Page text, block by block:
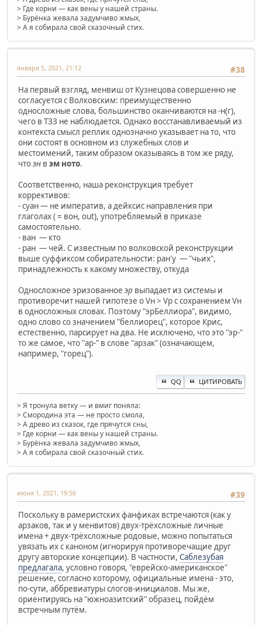
> Где корни — как вены у нашей страны.
> Бурёнка жевала задумчиво жмых,
> А я собирала свой сказочный стих.
#38
января 5, 2021, 21:12
На первый взгляд, менвиш от Кузнецова совершенно не
согласуется с Волковским: преимущественно
односложные слова, большинство оканчиваются на -н(г),
чего в ТЗЗ не наблюдается. Однако восстанавливаемый из
контекста смысл реплик однозначно указывает на то, что
они состоят в основном из служебных слов и
местоимений, таким образом оказываясь в том же ряду,
чтоэн в эм ното.
Соответственно, наша реконструкция требует
коррективов:
- суан — не императив, а дейксис направления при
глаголах ( = вон, out), употребляемый в приказе
самостоятельно.
- ван — кто
- ран — чей. С известным по волковской реконструкции
выше суффиксом собирательности: ран'у — "чьих",
принадлежность к какому множеству, откуда
Односложное эризованное эр выпадает из системы и
противоречит нашей гипотезе о Vн > Vр с сохранением Vн
в односложных словах. Поэтому "эрБеллиора", видимо,
одно слово со значением "беллиорец", которое Крис,
естественно, парсирует на два. Не исключено, что это "эр-"
то же самое, что "ар-" в слове "арзак" (означающем,
например, "горец").
QQ ЦИТИРОВАТЬ
> Я тронула ветку — и вмиг поняла:
> Смородина эта — не просто смола,
> А древо из сказок, где прячутся сны,
> Где корни — как вены у нашей страны.
> Бурёнка жевала задумчиво жмых,
> А я собирала свой сказочный стих.
#39
июня 1, 2021, 19:56
Поскольку в рамеристских фанфиках встречаются (как у
арзаков, так и у менвитов) двух-трёхсложные личные
имена + двух-трёхсложные родовые, можно попытаться
увязать их с каноном (игнорируя противоречащие друг
другу авторские концепции). В частности, Саблезубая
предлагала, условно говоря, "еврейско-американское"
решение, согласно которому, официальные имена - это,
по-сути, аббревиатуры слогов-инициалов. Мы же,
ориентируясь на "южноазитский" образец, пойдём
встречным путём.